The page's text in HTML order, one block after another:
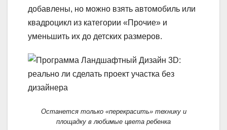
добавлены, но можно взять автомобиль или
квадроцикл из категории «Прочие» и
уменьшить их до детских размеров.
Останется только «перекрасить» технику и
площадку в любимые цвета ребенка